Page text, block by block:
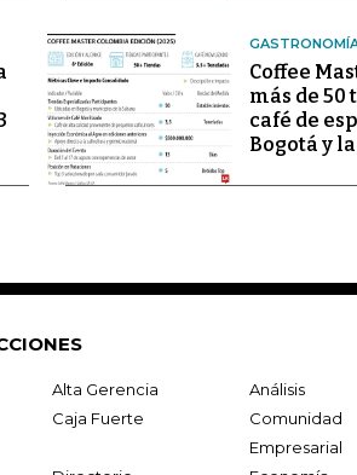
Coffee
más de 50
café de
Bogotá y
Alta Gerencia
Análisis
Caja Fuerte
Comunidad
Empresarial